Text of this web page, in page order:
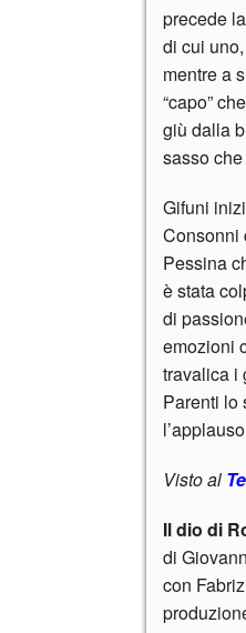
precede
di cui
mentre a
“capo”
giù dalla
sasso
Gifuni
Consonni
Pessina
è stata
di
emozioni
travalica i
Parenti lo
Visto al
Il dio di
di
con